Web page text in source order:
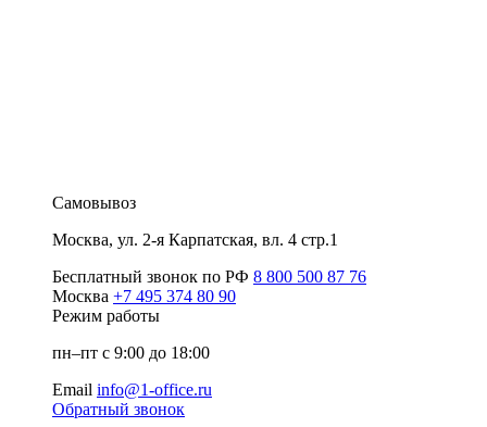
Самовывоз
Москва, ул. 2-я Карпатская, вл. 4 стр.1
Бесплатный звонок по РФ 8 800 500 87 76
Москва +7 495 374 80 90
Режим работы
пн–пт с 9:00 до 18:00
Email info@1-office.ru
Обратный звонок